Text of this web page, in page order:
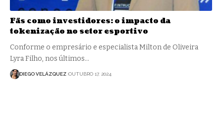
Fãs como investidores: o impacto da
tokenização no setor esportivo
Conforme o empresário e especialista Milton de Oliveira
Lyra Filho, nos últimos…
DIEGO VELÁZQUEZ OUTUBRO 17, 2024